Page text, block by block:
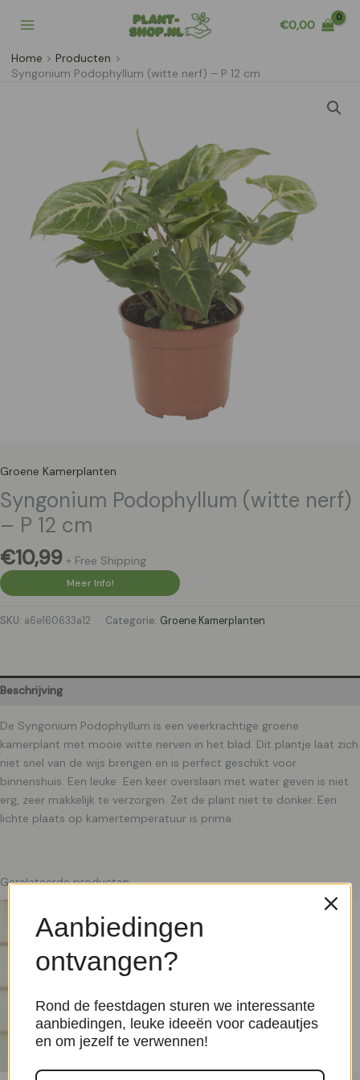
naar
inhoud
€0,00
Home
Producten
Syngonium Podophyllum (witte nerf) – P 12 cm
Groene Kamerplanten
Syngonium Podophyllum (witte nerf)
– P 12 cm
€10,99 + Free Shipping
Meer Info!
SKU: a6e160633a12 Categorie: Groene Kamerplanten
Beschrijving
De Syngonium Podophyllum is een veerkrachtige groene
kamerplant met mooie witte nerven in het blad. Dit plantje laat zich
niet snel van de wijs brengen en is perfect geschikt voor
binnenshuis. Een leuke Een keer overslaan met water geven is niet
erg, zeer makkelijk te verzorgen. Zet de plant niet te donker. Een
lichte plaats op kamertemperatuur is prima.
Gerelateerde producten
Aanbiedingen
ontvangen?
Rond de feestdagen sturen we interessante
aanbiedingen, leuke ideeën voor cadeautjes
en om jezelf te verwennen!